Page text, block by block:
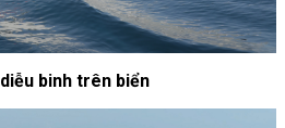
binh trên biển